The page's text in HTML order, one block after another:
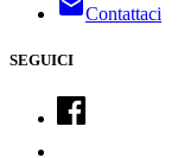
mailContattaci
SEGUICI